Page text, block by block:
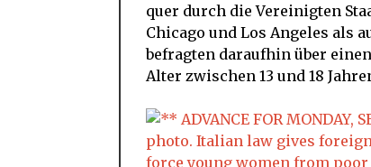
quer durch die Vereinigten
Chicago und Los Angeles als
befragten daraufhin über
Alter zwischen 13 und 18